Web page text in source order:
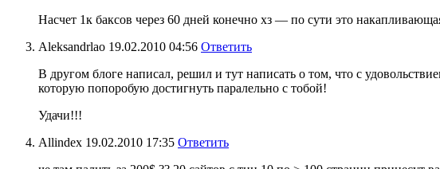
Насчет 1к баксов через 60 дней конечно хз — по сути это
Aleksandrlao 19.02.2010 04:56 Ответить
В другом блоге написал, решил и тут написать о том, что с
которую попоробую достигнуть паралельно с тобой!
Удачи!!!
Allindex 19.02.2010 17:35 Ответить